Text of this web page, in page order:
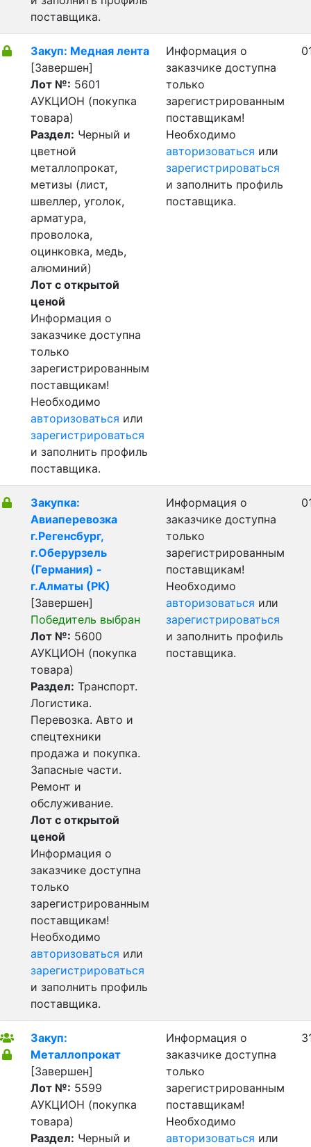
поставщика.
Закуп: Медная лента
[Завершен]
Лот №: 5601
АУКЦИОН (покупка
товара)
Раздел: Черный и
цветной
металлопрокат,
метизы (лист,
швеллер, уголок,
арматура,
проволока,
оцинковка, медь,
алюминий)
Лот с открытой
ценой
Информация о
заказчике доступна
только
зарегистрированным
поставщикам!
Необходимо
авторизоваться или
зарегистрироваться
и заполнить профиль
поставщика.
Информация о
заказчике доступна
только
зарегистрированным
поставщикам!
Необходимо
авторизоваться или
зарегистрироваться
и заполнить профиль
поставщика.
Закупка:
Авиаперевозка
г.Регенсбург,
г.Оберурзель
(Германия) -
г.Алматы (РК)
[Завершен]
Победитель выбран
Лот №: 5600
АУКЦИОН (покупка
товара)
Раздел: Транспорт.
Логистика.
Перевозка. Авто и
спецтехники
продажа и покупка.
Запасные части.
Ремонт и
обслуживание.
Лот с открытой
ценой
Информация о
заказчике доступна
только
зарегистрированным
поставщикам!
Необходимо
авторизоваться или
зарегистрироваться
и заполнить профиль
поставщика.
Информация о
заказчике доступна
только
зарегистрированным
поставщикам!
Необходимо
авторизоваться или
зарегистрироваться
и заполнить профиль
поставщика.
Закуп:
Металлопрокат
[Завершен]
Лот №: 5599
АУКЦИОН (покупка
товара)
Раздел: Черный и
Информация о
заказчике доступна
только
зарегистрированным
поставщикам!
Необходимо
авторизоваться или